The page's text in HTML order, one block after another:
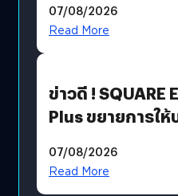
07/08/2026
Read More
ข่าวดี ! SQUARE
Plus ขยายการให้
โดยตรง
07/08/2026
Read More